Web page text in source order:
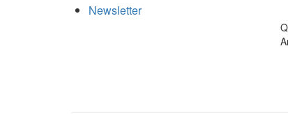
Newsletter